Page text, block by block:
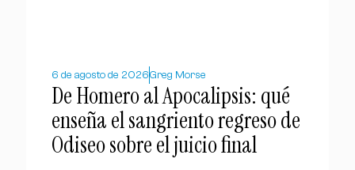
6 de agosto de 2026Greg Morse
De Homero al Apocalipsis: qué
enseña el sangriento regreso de
Odiseo sobre el juicio final